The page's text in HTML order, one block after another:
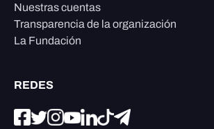
Nuestras cuentas
Transparencia de la organización
La Fundación
REDES